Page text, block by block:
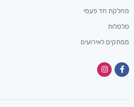
מחלקת חד פעמי
סלסלות
ממתקים לאירועים